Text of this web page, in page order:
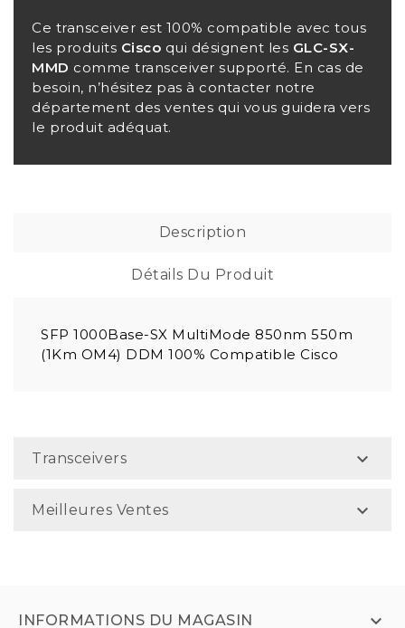
Ce transceiver est 100% compatible avec tous
les produits Cisco qui désignent les GLC-SX-
MMD comme transceiver supporté. En cas de
besoin, n’hésitez pas à contacter notre
département des ventes qui vous guidera vers
le produit adéquat.
Description
Détails Du Produit
SFP 1000Base-SX MultiMode 850nm 550m
(1Km OM4) DDM 100% Compatible Cisco
Transceivers 
Meilleures Ventes 
INFORMATIONS DU MAGASIN 